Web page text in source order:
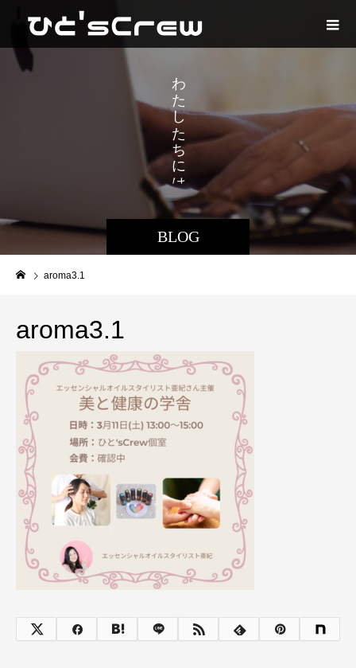
BLOG
た
し
た
ち
に
は
え
た
aroma3.1
aroma3.1